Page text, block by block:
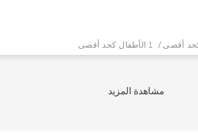
/ 1 الأطفال كحد أقصى
مشاهدة المزيد